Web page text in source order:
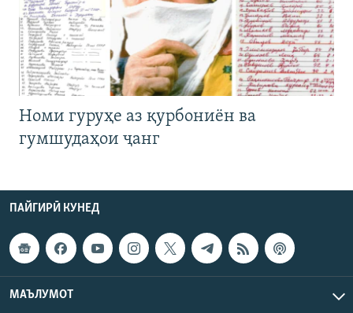
Номи гуруҳе аз қурбониён ва
гумшудаҳои ҷанг
ПАЙГИРӢ КУНЕД
МАЪЛУМОТ